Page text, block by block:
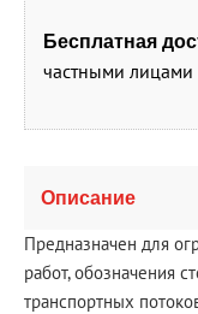
Бесплатная
частными
Описание
Предназначен для
работ, обозначения
транспортных